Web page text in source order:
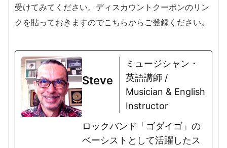
受けてみてください。ディスカウントクーポンのリン
クを貼っておきますのでこちらからご登録ください。
Steve
ミュージシャン・
英語講師 /
Musician & English
Instructor
ロックバンド「ゴダイゴ」の
ベーシストとして活躍したス